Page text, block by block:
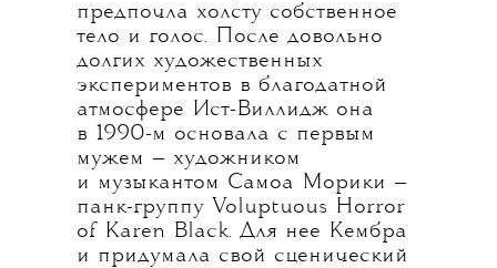
предпочла холсту собственное
тело и голос. После довольно
долгих художественных
экспериментов в благодатной
атмосфере Ист-Виллидж она
в 1990-м основала с первым
мужем — художником
и музыкантом Самоа Морики —
панк-группу Voluptuous Horror
of Karen Black. Для нее Кембра
и придумала свой сценический